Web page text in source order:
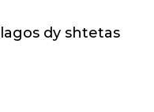
dy shtetas